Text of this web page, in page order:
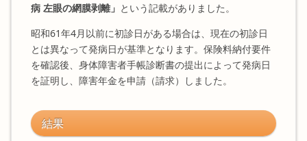
病 左眼の網膜剥離」 という記載がありました。
昭和61年4月以前に初診日がある場合は、現在の初診日
とは異なって発病日が基準となります。保険料納付要件
を確認後、身体障害者手帳診断書の提出によって発病日
を証明し、障害年金を申請（請求）しました。
結果